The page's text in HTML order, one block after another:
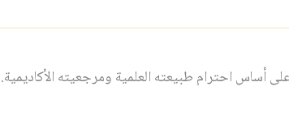
أساس احترام طبيعته العلمية ومرجعيته الأكاديمية.